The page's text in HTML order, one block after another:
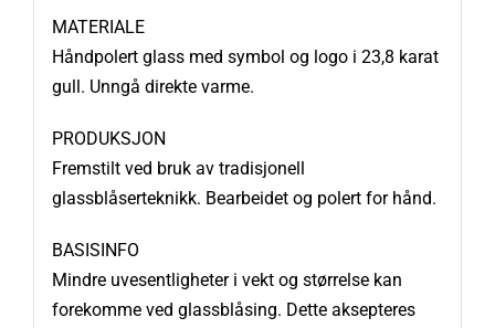
MATERIALE
Håndpolert glass med symbol og logo i 23,8 karat
gull. Unngå direkte varme.
PRODUKSJON
Fremstilt ved bruk av tradisjonell
glassblåserteknikk. Bearbeidet og polert for hånd.
BASISINFO
Mindre uvesentligheter i vekt og størrelse kan
forekomme ved glassblåsing. Dette aksepteres